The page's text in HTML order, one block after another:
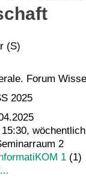
(S)
Forum
2025
wöchentlich
2
1 (1)